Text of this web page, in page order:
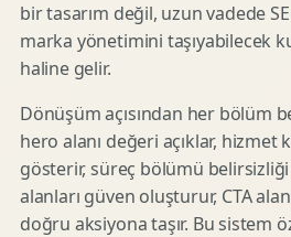
bir tasarım değil, uzun vadede
marka yönetimini taşıyabilecek
haline gelir.
Dönüşüm açısından her bölüm
hero alanı değeri açıklar, hizmet
gösterir, süreç bölümü belirsizliği
alanları güven oluşturur, CTA
doğru aksiyona taşır. Bu sistem